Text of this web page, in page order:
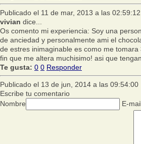
Publicado el 11 de mar, 2013 a las 02:59:12
vivian dice...
Os comento mi experiencia: Soy una
de anciedad y personalmente ami el
de estres inimaginable es como me
fin que me altera muchisimo! asi que
Te gusta: 0 0 Responder
Publicado el 13 de jun, 2014 a las 09:54:00
Escribe tu comentario
Nombre
E-